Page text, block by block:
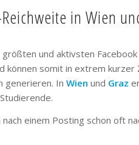
in Wien
und aktivsten Facebook
können somit in extrem kurzer
generieren. InWien und Graz
einem Posting schon oft